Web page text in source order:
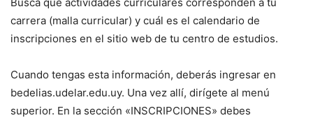
carrera (malla curricular) y cuál es el calendario de
inscripciones en el sitio web de tu centro de estudios.
Cuando tengas esta información, deberás ingresar en
bedelias.udelar.edu.uy. Una vez allí, dirígete al menú
superior. En la sección «INSCRIPCIONES» debes